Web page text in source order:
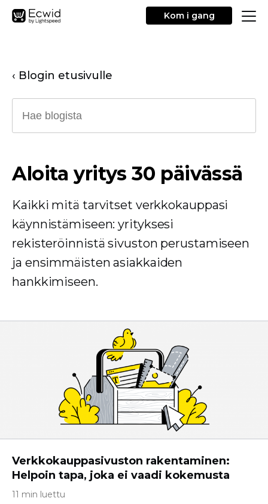
Kom i gang
‹ Blogin etusivulle
Aloita yritys 30 päivässä
Kaikki mitä tarvitset verkkokauppasi
käynnistämiseen: yrityksesi
rekisteröinnistä sivuston perustamiseen
ja ensimmäisten asiakkaiden
hankkimiseen.
Verkkokauppasivuston rakentaminen:
Helpoin tapa, joka ei vaadi kokemusta
11 min luettu